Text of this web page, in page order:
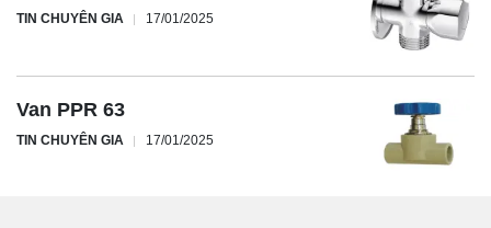
TIN CHUYÊN GIA 17/01/2025
Van PPR 63
TIN CHUYÊN GIA 17/01/2025